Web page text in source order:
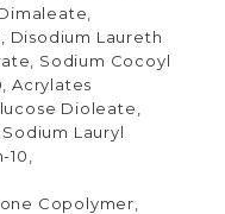
Disodium Laureth
Sodium Cocoyl
Acrylates
Dioleate,
Lauryl
Copolymer,